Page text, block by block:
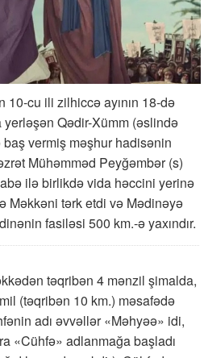
cu ili zilhiccə ayının 18-də
yerləşən Qədir-Xümm (əslində
vermiş məşhur hadisənin
Mühəmməd Peyğəmbər (s)
ilə birlikdə vida həccini yerinə
Məkkəni tərk etdi və Mədinəyə
fasiləsi 500 km.-ə yaxındır.
təqribən 4 mənzil şimalda,
(təqribən 10 km.) məsafədə
adı əvvəllər «Məhyəə» idi,
«Cühfə» adlanmağa başladı